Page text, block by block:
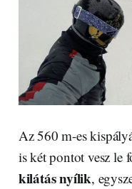
Az 560 m-es
is két pontot vesz le
kilátás nyílik,